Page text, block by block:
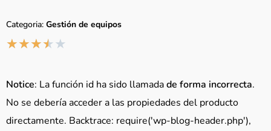
Categoria: Gestión de equipos
★★★★★
Notice: La función id ha sido llamadade forma incorrecta.
No se debería acceder a las propiedades del producto
directamente. Backtrace: require('wp-blog-header.php'),